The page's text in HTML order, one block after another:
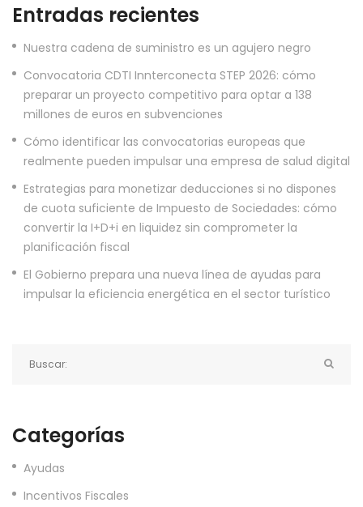
Entradas recientes
Nuestra cadena de suministro es un agujero negro
Convocatoria CDTI Innterconecta STEP 2026: cómo
preparar un proyecto competitivo para optar a 138
millones de euros en subvenciones
Cómo identificar las convocatorias europeas que
realmente pueden impulsar una empresa de salud digital
Estrategias para monetizar deducciones si no dispones
de cuota suficiente de Impuesto de Sociedades: cómo
convertir la I+D+i en liquidez sin comprometer la
planificación fiscal
El Gobierno prepara una nueva línea de ayudas para
impulsar la eficiencia energética en el sector turístico
Categorías
Ayudas
Incentivos Fiscales